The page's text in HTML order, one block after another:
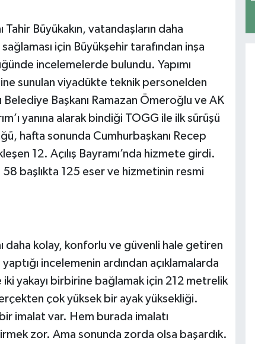
Büyükakın, vatandaşların daha
için Büyükşehir tarafından inşa
incelemelerde bulundu. Yapımı
sunulan viyadükte teknik personelden
Belediye Başkanı Ramazan Ömeroğlu ve AK
yanına alarak bindiği TOGG ile ilk sürüşü
hafta sonunda Cumhurbaşkanı Recep
12. Açılış Bayramı’nda hizmete girdi.
58 başlıkta 125 eser ve hizmetinin resmi
daha kolay, konforlu ve güvenli hale getiren
incelemenin ardından açıklamalarda
iki yakayı birbirine bağlamak için 212 metrelik
çok yüksek bir ayak yüksekliği.
imalat var. Hem burada imalatı
zor. Ama sonunda zorda olsa başardık.